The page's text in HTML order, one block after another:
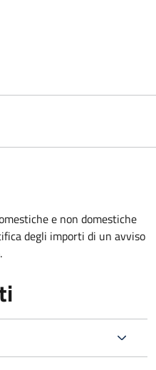
e non domestiche
degli importi di un avviso